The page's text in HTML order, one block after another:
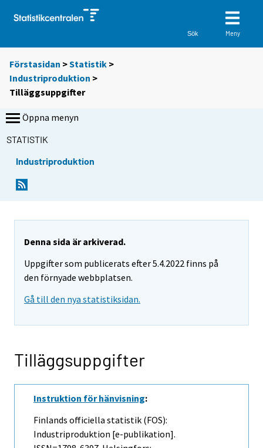
Sök Meny
Förstasidan >Statistik >
Industriproduktion >
Tilläggsuppgifter
Öppna menyn
STATISTIK
Industriproduktion
Denna sida är arkiverad.
Uppgifter som publicerats efter 5.4.2022 finns på
den förnyade webbplatsen.
Gå till den nya statistiksidan.
Tilläggsuppgifter
Instruktion för hänvisning:
Finlands officiella statistik (FOS):
Industriproduktion [e-publikation].